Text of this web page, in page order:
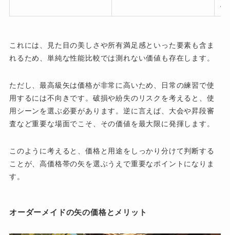
ー
これには、見た目の美しさや所有満足感といった要素も含ま
れるため、単純な性能比較では測れない価値も存在します。
ただし、最高級矢は価格が非常に高いため、日常の練習で使
用するには不向きです。破損や紛失のリスクを考えると、使
用シーンを選ぶ必要があります。逆に言えば、大会や昇段審
査など重要な場面でこそ、その価値を最大限に発揮します。
このように考えると、価格と用途をしっかり分けて判断する
ことが、高価格帯の矢を選ぶうえで重要なポイントになりま
す。
オーダーメイドの矢の価格とメリット